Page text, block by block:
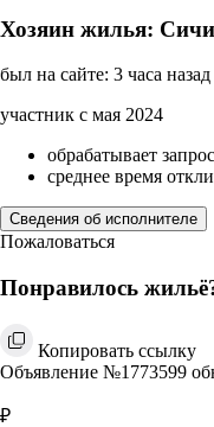
Хозяин жилья:
был на сайте: 3 часа назад
участник с мая 2024
обрабатывает
среднее время
Сведения об исполнителе
Пожаловаться
Понравилось
Копировать ссылку
Объявление №1773599
₽